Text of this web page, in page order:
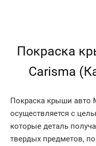
Покраска
Carisma
Покраска крыши авто
осуществляется с
которые деталь
твердых предметов,